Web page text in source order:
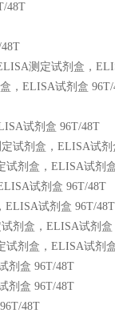
48T
测定试剂盒，
，ELISA试剂盒
试剂盒 96T/48T
定试剂盒，ELISA试
试剂盒，ELISA试剂
试剂盒 96T/48T
ELISA试剂盒 96T/48T
试剂盒，ELISA试剂
试剂盒，ELISA试剂
剂盒 96T/48T
剂盒 96T/48T
48T